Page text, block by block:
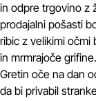
in odpre trgovino z
prodajalni pošasti
ribic z velikimi očmi
in mrmrajoče
Gretin oče na dan
da bi privabil